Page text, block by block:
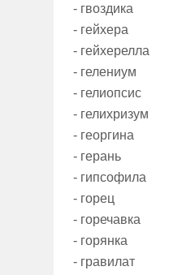
- гвоздика
- гейхера
- гейхерелла
- гелениум
- гелиопсис
- гелихризум
- георгина
- герань
- гипсофила
- горец
- горечавка
- горянка
- гравилат